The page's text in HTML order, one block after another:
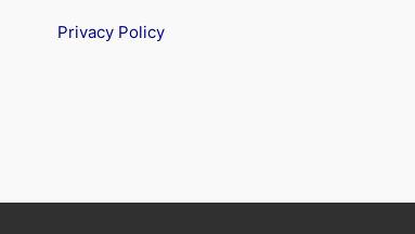
Privacy Policy